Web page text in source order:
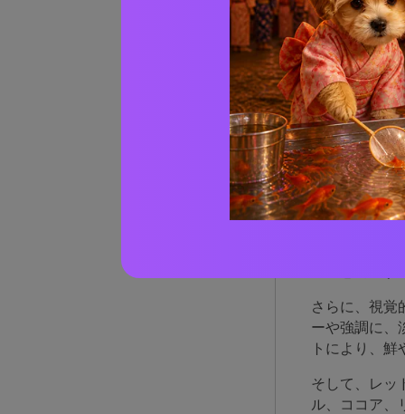
レッ
AIで
レッ
理由
さらに、視覚
ーや強調に、
トにより、
そして、レッ
ル、ココア、